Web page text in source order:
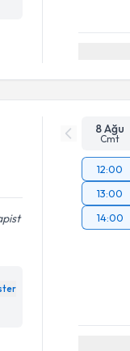
8 Ağu
Cmt
12:00
13:00
14:00